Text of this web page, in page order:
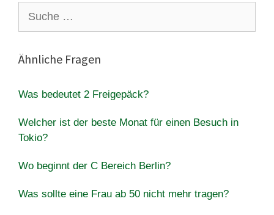
nach:
Ähnliche Fragen
Was bedeutet 2 Freigepäck?
Welcher ist der beste Monat für einen Besuch in
Tokio?
Wo beginnt der C Bereich Berlin?
Was sollte eine Frau ab 50 nicht mehr tragen?